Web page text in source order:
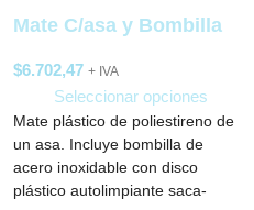
Mate C/asa y Bombilla
$6.702,47 + IVA
Seleccionar opciones
Mate plástico de poliestireno de
un asa. Incluye bombilla de
acero inoxidable con disco
plástico autolimpiante saca-